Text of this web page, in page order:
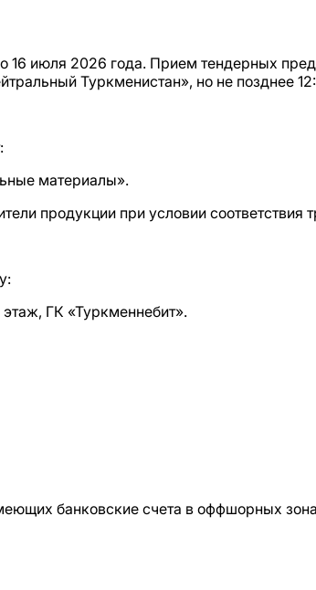
16 июля 2026 года. Прием тендерных
Туркменистан», но не позднее
материалы».
продукции при условии
ГК «Туркменнебит».
банковские счета в оффшорных